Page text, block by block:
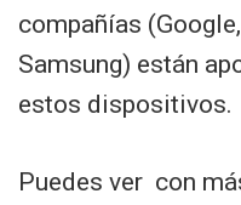
compañías
Samsung) están
estos dispositivos.
Puedes ver con